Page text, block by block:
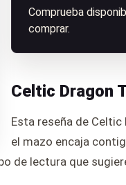
Comprueba
comprar.
Celtic Dragon
Esta reseña de
el mazo encaja
de lectura que